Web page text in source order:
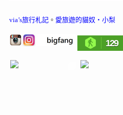
via’s旅行札記。 愛旅遊的貓奴‧小梨
129